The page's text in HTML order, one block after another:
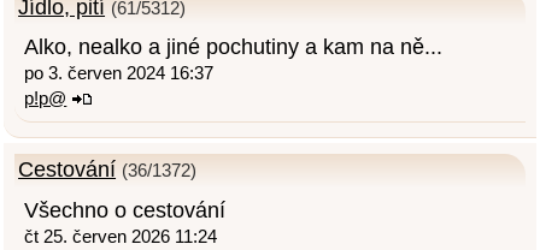
Jídlo, pití (61/5312)
Alko, nealko a jiné pochutiny a kam na ně...
po 3. červen 2024 16:37
p!p@
Cestování (36/1372)
Všechno o cestování
čt 25. červen 2026 11:24